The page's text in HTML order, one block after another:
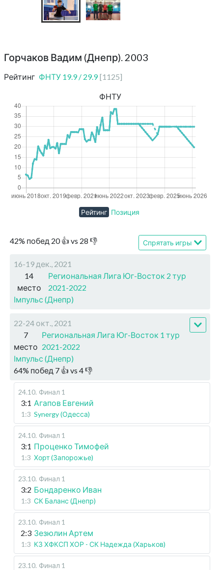
Горчаков Вадим (Днепр). 2003
Рейтинг ФНТУ 19.9/ 29.9 [1125]
42% побед 20👍 vs 28 👎 Спрятать игры
16-19 дек., 2021
14
место
Региональная Лига Юг-Восток 2 тур
2021-2022
Імпульс (Днепр)
22-24 окт., 2021
7
место
Региональная Лига Юг-Восток 1 тур
2021-2022
Імпульс (Днепр)
64% побед 7 👍 vs 4👎
24.10. Финал 1
3:1 Агапов Евгений
1:3 Synergy (Одесса)
24.10. Финал 1
3:1 Проценко Тимофей
1:3 Хорт (Запорожье)
23.10. Финал 1
3:2 Бондаренко Иван
1:3 СК Баланс (Днепр)
23.10. Финал 1
2:3 Зезюлин Артем
1:3 КЗ ХФКСП ХОР - СК Надежда (Харьков)
23.10. Финал 1
ФНТУ
Рейтинг Позиция